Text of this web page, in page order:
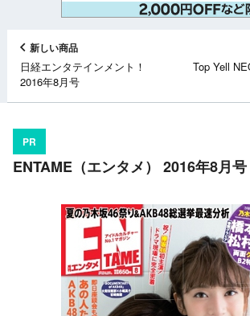
新しい商品
日経エンタテインメント！
2016年8月号
Top Yell
PR
ENTAME（エンタメ） 2016年8月号